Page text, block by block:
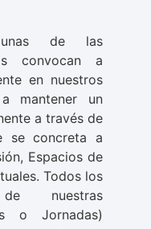
de las
convocan a
en nuestros
mantener un
a través de
se concreta a
Espacios de
Todos los
nuestras
o Jornadas)